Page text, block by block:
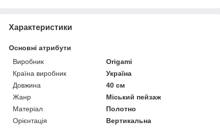
Характеристики
Основні атрибути
Виробник
Origami
Країна виробник
Україна
Довжина
40 см
Жанр
Міський пейзаж
Матеріал
Полотно
Орієнтація
Вертикальна